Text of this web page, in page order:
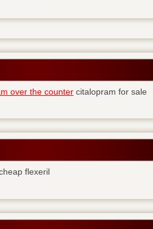
over the counter citalopram for sale
flexeril